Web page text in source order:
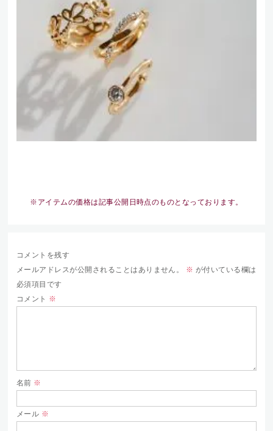
※アイテムの価格は記事公開日時点のものとなっております。
コメントを残す
メールアドレスが公開されることはありません。
※ が付いている欄は
必須項目です
コメント ※
名前 ※
メール ※